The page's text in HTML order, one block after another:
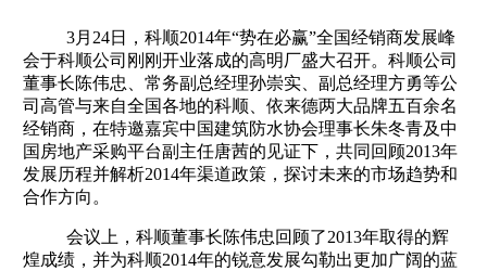
3月24日，科顺2014年“势在必赢”全国经销商发展峰
会于科顺公司刚刚开业落成的高明厂盛大召开。科顺公司
董事长陈伟忠、常务副总经理孙崇实、副总经理方勇等公
司高管与来自全国各地的科顺、依来德两大品牌五百余名
经销商，在特邀嘉宾中国建筑防水协会理事长朱冬青及中
国房地产采购平台副主任唐茜的见证下，共同回顾2013年
发展历程并解析2014年渠道政策，探讨未来的市场趋势和
合作方向。
会议上，科顺董事长陈伟忠回顾了2013年取得的辉
煌成绩，并为科顺2014年的锐意发展勾勒出更加广阔的蓝